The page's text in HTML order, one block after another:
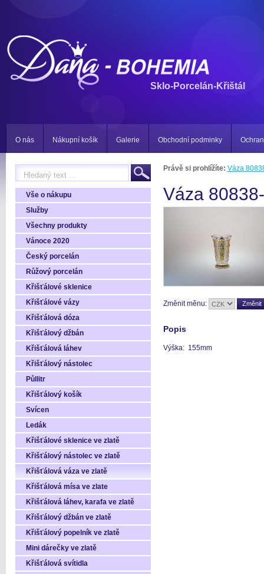
Sklo-Porcelán-Křištál
O nás Nákupní košík Galerie Obchodní podminky
Vše o nákupu
Služby
Všechny produkty
Vánoce 2020
Český porcelán
Růžový porcelán
Křišťálové sklenice
Křišťálové vázy
Křišťálová dóza
Křišťálový džbán
Křišťálová láhev
Křišťálový nástolec
Půllitr
Křišťálový košík
Svícen
Ledák
Křišťálové sklenice ve zlatě
Křišťálový nástolec ve zlatě
Křišťálová váza ve zlatě
Křišťálová mísa ve zlate
Křišťálová láhev, karafa ve zlatě
Křišťálový džbán ve zlatě
Křišťálový popelník ve zlatě
Mini dárečky ve zlatě
Křišťálová svítidla
Právě si prohlížíte: Váza
Váza
Změnit měnu:
Popis
Výška: 155mm